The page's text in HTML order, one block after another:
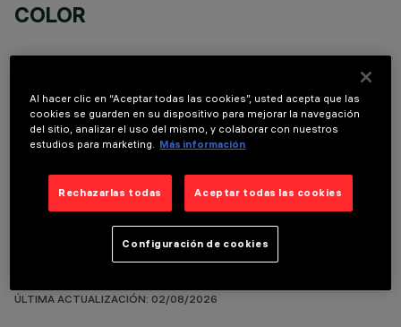
COLOR
COMPONENTES OPCIONALES
ÚLTIMA ACTUALIZACIÓN: 02/08/2026
Al hacer clic en “Aceptar todas las cookies”, usted acepta que las
cookies se guarden en su dispositivo para mejorar la navegación
del sitio, analizar el uso del mismo, y colaborar con nuestros
estudios para marketing. Más información
Rechazarlas todas Aceptar todas las cookies
Configuración de cookies